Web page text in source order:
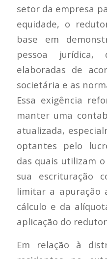
setor da empresa
equidade, o
base em
pessoa jurídica,
elaboradas de
societária e as
Essa exigência
manter uma
atualizada,
optantes pelo
das quais utilizam
sua escrituração
limitar a apuração
cálculo e da
aplicação do
Em relação à